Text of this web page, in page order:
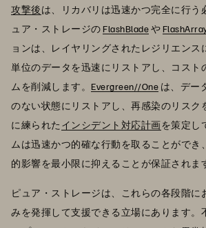
攻撃後は、リカバリは迅速かつ完全に行う
ュア・ストレージのFlashBladeや
ョンは、レイヤリングされたレジリエンス
単位のデータを迅速にリストアし、コスト
ムを削減します。 Evergreen//One は、デー
のない状態にリストアし、再感染のリスク
に練られた インシデント対応計画を策定し
ムは迅速かつ的確な行動を取ることができ
的影響を最小限に抑えることが保証されま
ピュア・ストレージは、これらの各段階に
みを発揮して支援できる立場にあります。